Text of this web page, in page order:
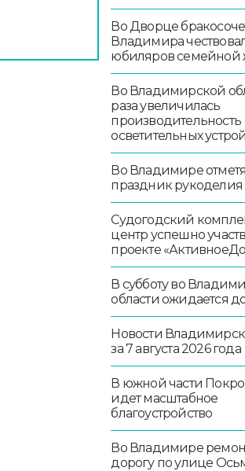
Во Дворце
Владимира
юбиляров семейной
Во Владимирской
раза увеличилась
производительность
осветительных
Во Владимире
праздник
Судогодский
центр успешно
проекте
В субботу во
области ожидается
Новости
за 7 августа 2026 года
В южной части
идет масштабное
благоустройство
Во Владимире
дорогу по улице